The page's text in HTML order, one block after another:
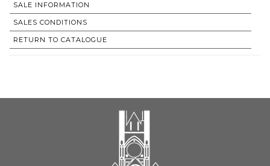
SALE INFORMATION
SALES CONDITIONS
RETURN TO CATALOGUE